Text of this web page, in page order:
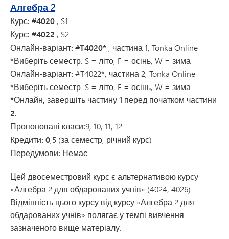
Алгебра 2
Курс: #4020 , S1
Курс: #4022 , S2
Онлайн-варіант: #T4020* , частина 1, Tonka Online
*Виберіть семестр: S = літо, F = осінь, W = зима
Онлайн-варіант: #T4022*, частина 2, Tonka Online
*Виберіть семестр: S = літо, F = осінь, W = зима
*Онлайн, завершіть частину 1 перед початком частини
2.
Пропоновані класи:9, 10, 11, 12
Кредити: 0,5 (за семестр, річний курс)
Передумови: Немає
Цей двосеместровий курс є альтернативою курсу
«Алгебра 2 для обдарованих учнів» (4024, 4026).
Відмінність цього курсу від курсу «Алгебра 2 для
обдарованих учнів» полягає у темпі вивчення
зазначеного вище матеріалу.